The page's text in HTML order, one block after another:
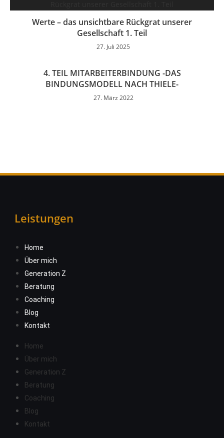
Werte – das unsichtbare Rückgrat unserer
Gesellschaft 1. Teil
27. Juli 2025
4. TEIL MITARBEITERBINDUNG -DAS
BINDUNGSMODELL NACH THIELE-
27. März 2022
Leistungen
Home
Über mich
Generation Z
Beratung
Coaching
Blog
Kontakt
Home
Über mich
Generation Z
Beratung
Coaching
Blog
Kontakt